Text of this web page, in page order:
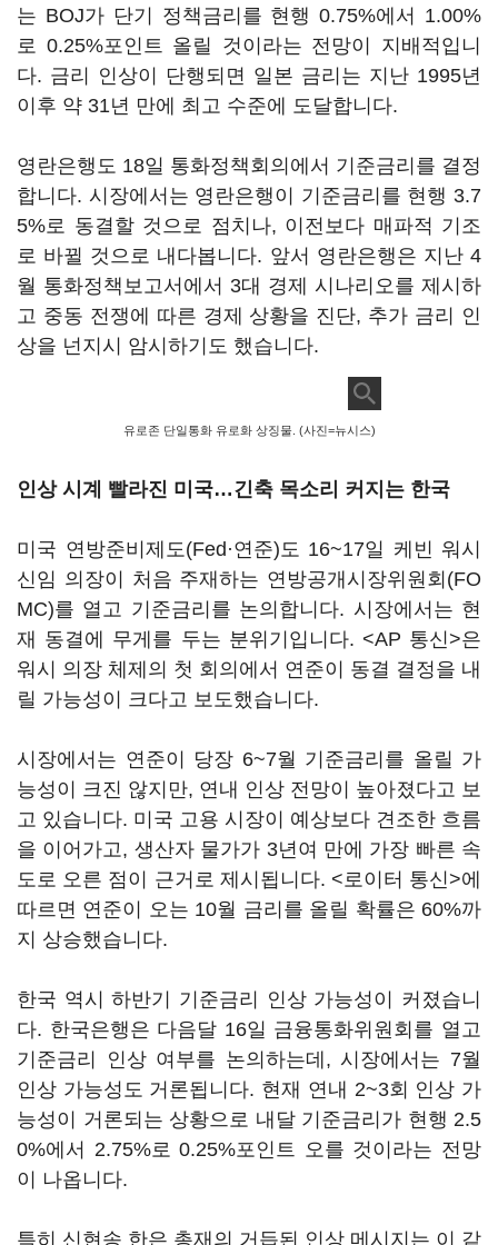
는 BOJ가 단기 정책금리를 현행 0.75%에서 1.00%
로 0.25%포인트 올릴 것이라는 전망이 지배적입니
다. 금리 인상이 단행되면 일본 금리는 지난 1995년
이후 약 31년 만에 최고 수준에 도달합니다.
영란은행도 18일 통화정책회의에서 기준금리를 결정
합니다. 시장에서는 영란은행이 기준금리를 현행 3.7
5%로 동결할 것으로 점치나, 이전보다 매파적 기조
로 바뀔 것으로 내다봅니다. 앞서 영란은행은 지난 4
월 통화정책보고서에서 3대 경제 시나리오를 제시하
고 중동 전쟁에 따른 경제 상황을 진단, 추가 금리 인
상을 넌지시 암시하기도 했습니다.
유로존 단일통화 유로화 상징물. (사진=뉴시스)
인상 시계 빨라진 미국…긴축 목소리 커지는 한국
미국 연방준비제도(Fed·연준)도 16~17일 케빈 워시
신임 의장이 처음 주재하는 연방공개시장위원회(FO
MC)를 열고 기준금리를 논의합니다. 시장에서는 현
재 동결에 무게를 두는 분위기입니다. <AP 통신>은
워시 의장 체제의 첫 회의에서 연준이 동결 결정을 내
릴 가능성이 크다고 보도했습니다.
시장에서는 연준이 당장 6~7월 기준금리를 올릴 가
능성이 크진 않지만, 연내 인상 전망이 높아졌다고 보
고 있습니다. 미국 고용 시장이 예상보다 견조한 흐름
을 이어가고, 생산자 물가가 3년여 만에 가장 빠른 속
도로 오른 점이 근거로 제시됩니다. <로이터 통신>에
따르면 연준이 오는 10월 금리를 올릴 확률은 60%까
지 상승했습니다.
한국 역시 하반기 기준금리 인상 가능성이 커졌습니
다. 한국은행은 다음달 16일 금융통화위원회를 열고
기준금리 인상 여부를 논의하는데, 시장에서는 7월
인상 가능성도 거론됩니다. 현재 연내 2~3회 인상 가
능성이 거론되는 상황으로 내달 기준금리가 현행 2.5
0%에서 2.75%로 0.25%포인트 오를 것이라는 전망
이 나옵니다.
특히 신현송 한은 총재의 거듭된 인상 메시지는 이 같